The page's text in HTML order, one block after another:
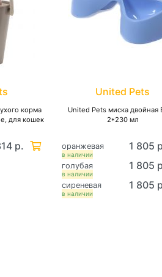
корма
для кошек
р.
United Pets
United Pets миска двойная
2*230 мл
в наличии
оранжевая 1 805
в наличии
голубая 1 805
в наличии
сиреневая 1 805